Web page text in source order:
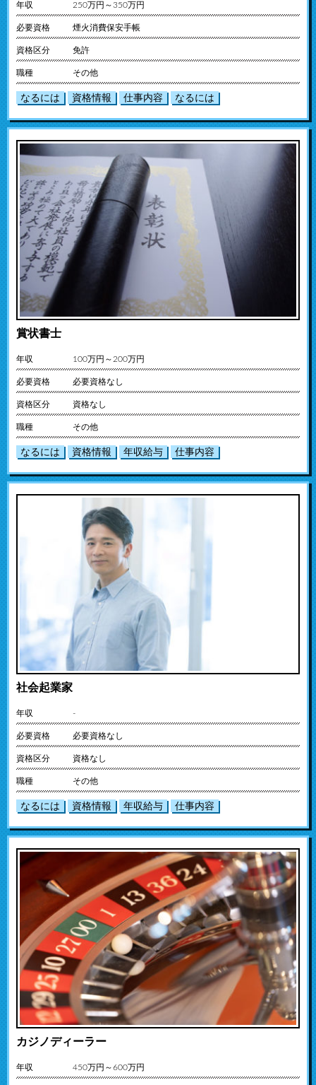
年収 250万円～350万円
必要資格 煙火消費保安手帳
資格区分 免許
職種 その他
なるには 資格情報 仕事内容 なるには
賞状書士
年収 100万円～200万円
必要資格 必要資格なし
資格区分 資格なし
職種 その他
なるには 資格情報 年収給与 仕事内容
社会起業家
年収 -
必要資格 必要資格なし
資格区分 資格なし
職種 その他
なるには 資格情報 年収給与 仕事内容
カジノディーラー
年収 450万円～600万円